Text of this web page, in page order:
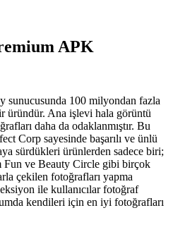
APK
sunucusunda 100 milyondan fazla
üründür. Ana işlevi hala görüntü
daha da odaklanmıştır. Bu
Corp sayesinde başarılı ve ünlü
sürdükleri ürünlerden sadece biri;
Fun ve Beauty Circle gibi birçok
çekilen fotoğrafları yapma
ile kullanıcılar fotoğraf
kendileri için en iyi fotoğrafları